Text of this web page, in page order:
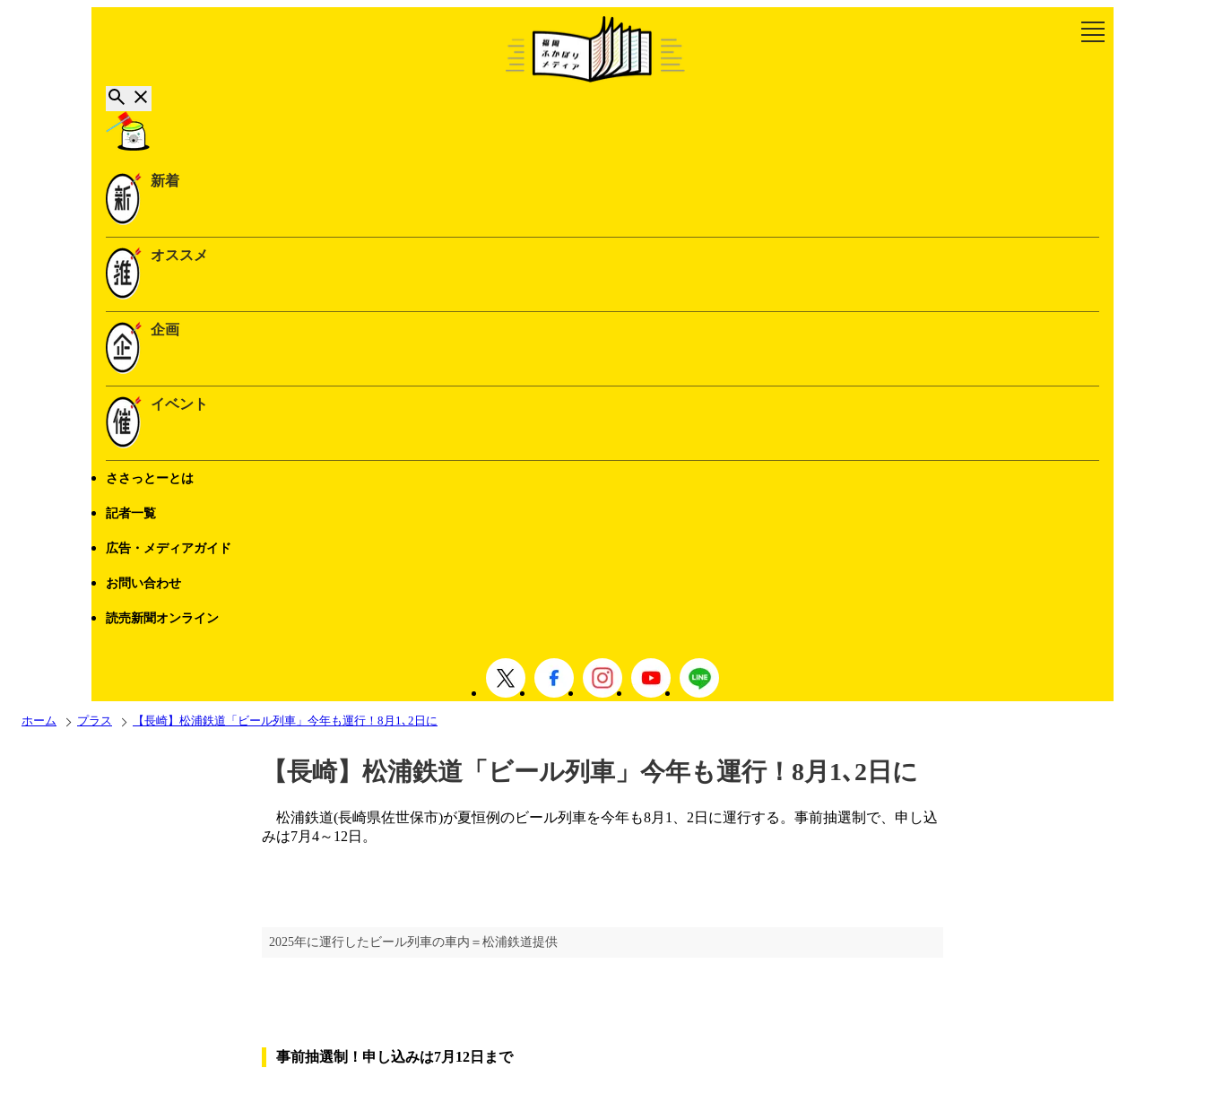
新着
オススメ
企画
イベント
ささっとーとは
記者一覧
広告・メディアガイド
お問い合わせ
読売新聞オンライン
ホーム プラス 【長崎】松浦鉄道「ビール列車」今年も運行！8月1､2日に
【長崎】松浦鉄道「ビール列車」今年も運行！8月1､2日に
松浦鉄道(長崎県佐世保市)が夏恒例のビール列車を今年も8月1、2日に運行する。事前抽選制で、申し込
みは7月4～12日。
2025年に運行したビール列車の車内＝松浦鉄道提供
事前抽選制！申し込みは7月12日まで